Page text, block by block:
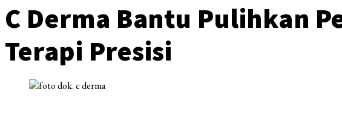
C Derma Bantu Pulihkan
Terapi Presisi